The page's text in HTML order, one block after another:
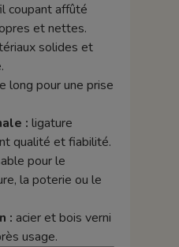
coupant affûté
et nettes.
solides et
long pour une prise
: ligature
qualité et fiabilité.
pour le
la poterie ou le
: acier et bois verni
usage.